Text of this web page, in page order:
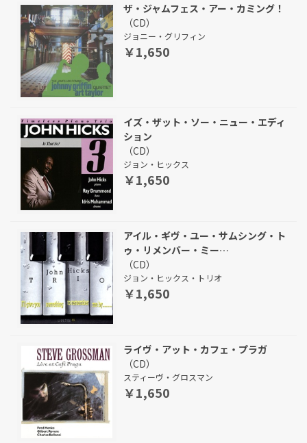
ザ・ジャムフェス・アー・カミング！
（CD）
ジョニー・グリフィン
￥1,650
イズ・ザット・ソー・ニュー・エディ
ション
（CD）
ジョン・ヒックス
￥1,650
アイル・ギヴ・ユー・サムシング・ト
ゥ・リメンバー・ミー…
（CD）
ジョン・ヒックス・トリオ
￥1,650
ライヴ・アット・カフェ・プラガ
（CD）
スティーヴ・グロスマン
￥1,650